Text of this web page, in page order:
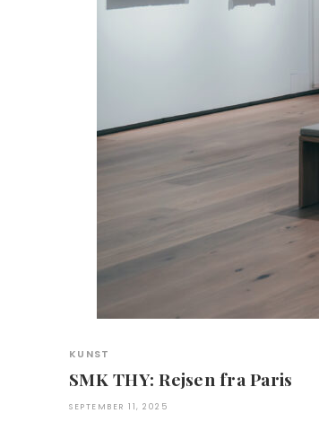
KUNST
SMK THY: Rejsen fra Paris
SEPTEMBER 11, 2025